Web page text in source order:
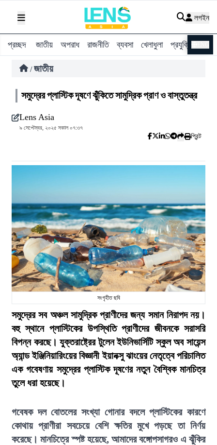
লগইন
প্রচ্ছদ জাতীয় অপরাধ রাজনীতি ব্যবসা খেলাধুলা প্রযুক্তি
/ জাতীয়
সমুদ্রের প্লাস্টিক দূষণে ঝুঁকিতে সামুদ্রিক প্রাণ ও বাস্তুতন্ত্র
Lens Asia
৯ সেপ্টেম্বর, ২০২৫ সকাল ০৭:৩৭
প্রিন্ট
সংগৃহীত ছবি
সমুদ্রের সব অঞ্চল সামুদ্রিক প্রাণীদের জন্য সমান নিরাপদ নয়।
বহু স্থানে প্লাস্টিকের উপস্থিতি প্রাণীদের জীবনকে সরাসরি
বিপন্ন করছে। যুক্তরাষ্ট্রের টুলেন ইউনিভার্সিটি স্কুল অব সায়েন্স
অ্যান্ড ইঞ্জিনিয়ারিংয়ের বিজ্ঞানী ইয়ানক্সু ঝাংয়ের নেতৃত্বে পরিচালিত
এক গবেষণায় সমুদ্রের প্লাস্টিক দূষণের নতুন বৈশ্বিক মানচিত্র
তুলে ধরা হয়েছে।
গবেষক দল বোতলের সংখ্যা গোনার বদলে প্লাস্টিকের কারণে
কোথায় প্রাণীরা সবচেয়ে বেশি ক্ষতির মুখে পড়ছে তা নির্ণয়
করেছে। মানচিত্রে স্পষ্ট হয়েছে, আমাদের বঙ্গোপসাগরও এ ঝুঁকির